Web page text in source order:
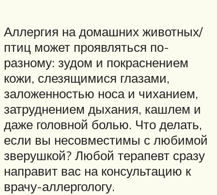
Аллергия на домашних животных/
птиц может проявляться по-
разному: зудом и покраснением
кожи, слезящимися глазами,
заложенностью носа и чиханием,
затруднением дыхания, кашлем и
даже головной болью. Что делать,
если вы несовместимы с любимой
зверушкой? Любой терапевт сразу
направит вас на консультацию к
врачу-аллергологу.